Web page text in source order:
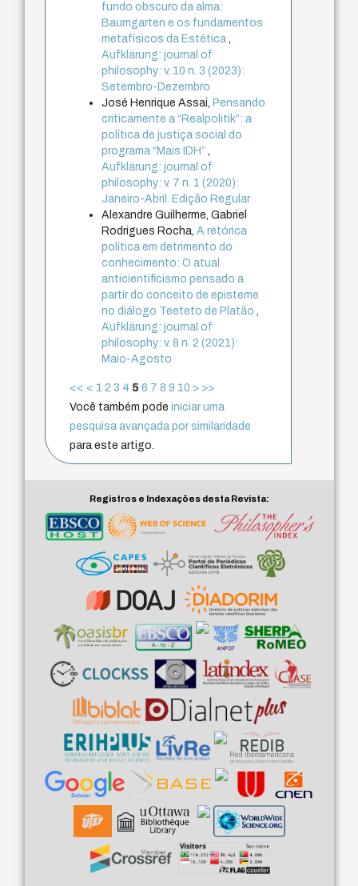
fundo obscuro da alma:
Baumgarten e os fundamentos
metafísicos da Estética,
Aufklärung: journal of
philosophy: v. 10 n. 3 (2023):
Setembro-Dezembro
José Henrique Assai, Pensando
criticamente a “Realpolitik”: a
política de justiça social do
programa “Mais IDH”,
Aufklärung: journal of
philosophy: v. 7 n. 1 (2020):
Janeiro-Abril. Edição Regular
Alexandre Guilherme, Gabriel
Rodrigues Rocha,A retórica
política em detrimento do
conhecimento: O atual
anticientificismo pensado a
partir do conceito de episteme
no diálogo Teeteto de Platão,
Aufklärung: journal of
philosophy: v. 8 n. 2 (2021):
Maio-Agosto
<< < 1 2 3 4 5 6 7 8 9 10 > >>
Você também podeiniciar uma
pesquisa avançada por similaridade
para este artigo.
Registros e Indexações desta Revista: